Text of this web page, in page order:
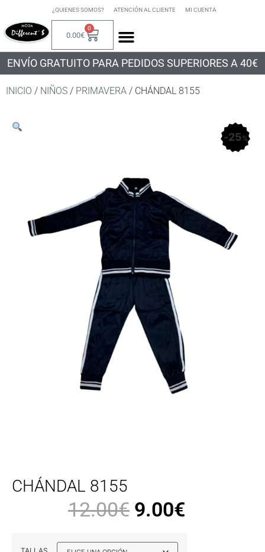
¿QUIENES SOMOS? ATENCIÓN AL CLIENTE MI CUENTA
0.00€
0
ENVÍO GRATUITO PARA PEDIDOS SUPERIORES A 40€
INICIO / NIÑOS / PRIMAVERA / CHÁNDAL 8155
25%
CHÁNDAL 8155
12.00€ 9.00€